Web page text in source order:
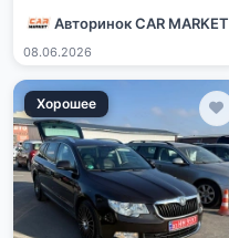
Авторинок CAR MARKET
08.06.2026
Хорошее